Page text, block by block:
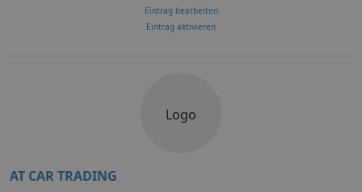
Eintrag bearbeiten
Eintrag aktivieren
Logo
AT CAR TRADING